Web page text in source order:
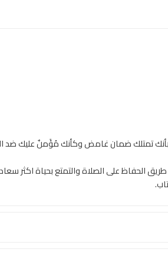
تمتلك ضمان غامض وكأنك مُؤَمنٌ عليك ضد
الحفاظ على الصلاة والتمتع بحياة اكثر